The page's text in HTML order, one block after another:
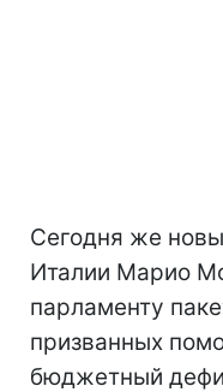
Сегодня же
Италии Марио
парламенту
призванных
бюджетный